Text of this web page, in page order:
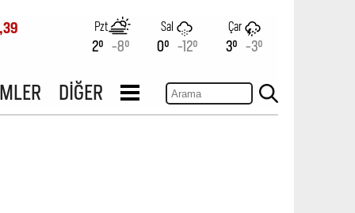
Pzt
2° -8°
Sal
0° -12°
Çar
3° -3°
DİĞER